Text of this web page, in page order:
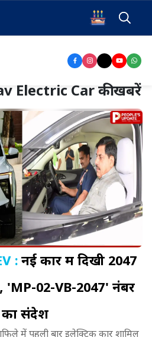
Electric Carकी खबरें
: नई कार में दिखी 2047
02-VB-2047' नंबर
का संदेश